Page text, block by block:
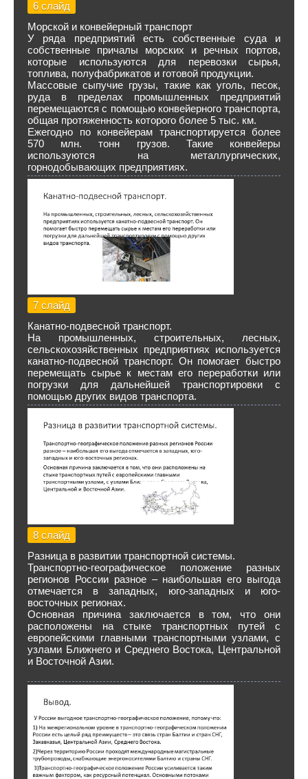
6 слайд
Морской и конвейерный транспорт
У ряда предприятий есть собственные суда и
собственные причалы морских и речных портов,
которые используются для перевозки сырья,
топлива, полуфабрикатов и готовой продукции.
Массовые сыпучие грузы, такие как уголь, песок,
руда в пределах промышленных предприятий
перемещаются с помощью конвейерного транспорта,
общая протяженность которого более 5 тыс. км.
Ежегодно по конвейерам транспортируется более
570 млн. тонн грузов. Такие конвейеры
используются на металлургических,
горнодобывающих предприятиях.
7 слайд
Канатно-подвесной транспорт.
На промышленных, строительных, лесных,
сельскохозяйственных предприятиях используется
канатно-подвесной транспорт. Он помогает быстро
перемещать сырье к местам его переработки или
погрузки для дальнейшей транспортировки с
помощью других видов транспорта.
8 слайд
Разница в развитии транспортной системы.
Транспортно-географическое положение разных
регионов России разное – наибольшая его выгода
отмечается в западных, юго-западных и юго-
восточных регионах.
Основная причина заключается в том, что они
расположены на стыке транспортных путей с
европейскими главными транспортными узлами, с
узлами Ближнего и Среднего Востока, Центральной
и Восточной Азии.